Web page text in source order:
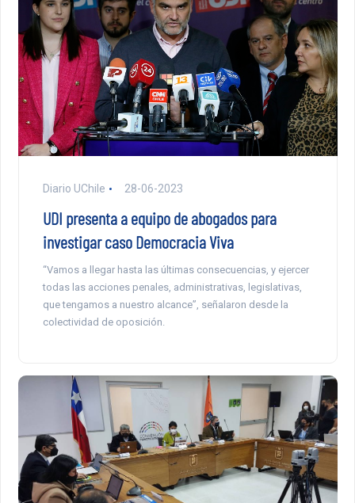
Diario UChile 28-06-2023
UDI presenta a equipo de abogados para
investigar caso Democracia Viva
“Vamos a llegar hasta las últimas consecuencias, y ejercer
todas las acciones penales, administrativas, legislativas,
que tengamos a nuestro alcance”, señalaron desde la
colectividad de oposición.